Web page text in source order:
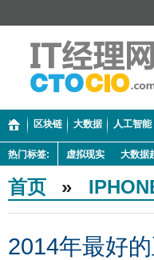
区块链 大数据 人工智能
热门标签: 虚拟现实 大数据
首页 »
2014年最好